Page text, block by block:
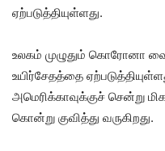
ஏற்படுத்தியுள்ளது.
உலகம் முழுதும் கொரோனா
உயிர்சேதத்தை
அமெரிக்காவுக்குச் சென்று
கொன்று குவித்து வருகிறது.